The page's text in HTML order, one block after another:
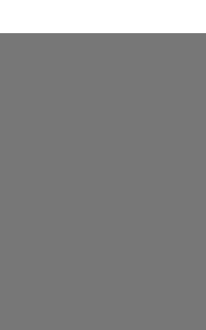
priset priset